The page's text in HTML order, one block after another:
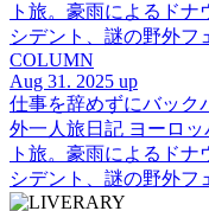
ト旅。豪雨によるド
シデント、謎の野外フ
COLUMN
Aug 31. 2025 up
仕事を辞めずにバック
外一人旅日記 ヨーロ
ト旅。豪雨によるド
シデント、謎の野外フ